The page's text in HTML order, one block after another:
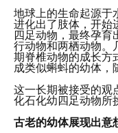
地球上的生命起源于
进化出了肢体，开始
四足动物，最终孕育
行动物和两栖动物。
期脊椎动物的成长
成类似蝌蚪的幼体，
这一长期被接受的观
化石化幼四足动物所
古老的幼体展现出意